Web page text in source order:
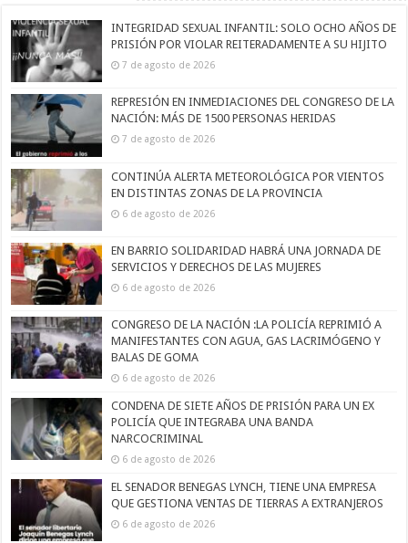
INTEGRIDAD SEXUAL INFANTIL: SOLO OCHO AÑOS DE
PRISIÓN POR VIOLAR REITERADAMENTE A SU HIJITO
7 de agosto de 2026
REPRESIÓN EN INMEDIACIONES DEL CONGRESO DE LA
NACIÓN: MÁS DE 1500 PERSONAS HERIDAS
7 de agosto de 2026
CONTINÚA ALERTA METEOROLÓGICA POR VIENTOS
EN DISTINTAS ZONAS DE LA PROVINCIA
6 de agosto de 2026
EN BARRIO SOLIDARIDAD HABRÁ UNA JORNADA DE
SERVICIOS Y DERECHOS DE LAS MUJERES
6 de agosto de 2026
CONGRESO DE LA NACIÓN :LA POLICÍA REPRIMIÓ A
MANIFESTANTES CON AGUA, GAS LACRIMÓGENO Y
BALAS DE GOMA
6 de agosto de 2026
CONDENA DE SIETE AÑOS DE PRISIÓN PARA UN EX
POLICÍA QUE INTEGRABA UNA BANDA
NARCOCRIMINAL
6 de agosto de 2026
EL SENADOR BENEGAS LYNCH, TIENE UNA EMPRESA
QUE GESTIONA VENTAS DE TIERRAS A EXTRANJEROS
6 de agosto de 2026